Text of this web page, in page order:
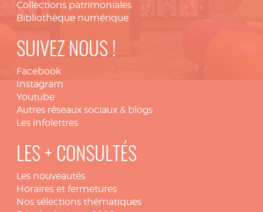
Collections patrimoniales
Bibliothèque numérique
SUIVEZ NOUS !
Facebook
Instagram
Youtube
Autres réseaux sociaux & blogs
Les infolettres
LES + CONSULTÉS
Les nouveautés
Horaires et fermetures
Nos sélections thématiques